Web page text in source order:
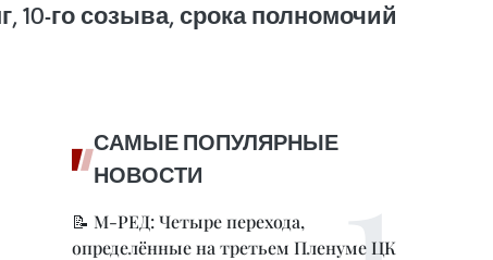
10-го созыва, срока полномочий
САМЫЕ ПОПУЛЯРНЫЕ
НОВОСТИ
📝 М-РЕД: Четыре перехода,
определённые на третьем Пленуме ЦК